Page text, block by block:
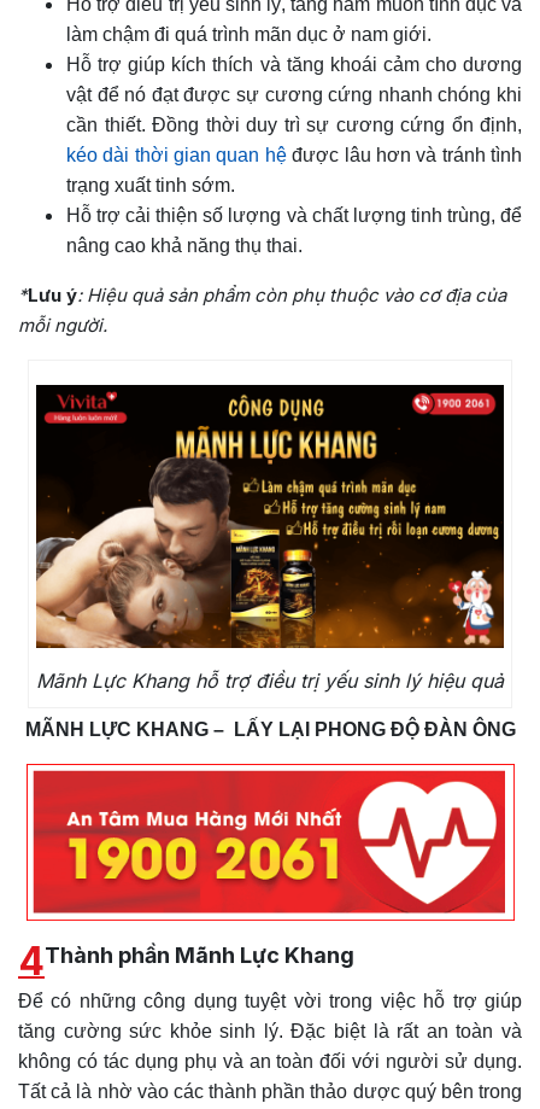
Hỗ trợ điều trị yếu sinh lý, tăng ham muốn tình dục và
làm chậm đi quá trình mãn dục ở nam giới.
Hỗ trợ giúp kích thích và tăng khoái cảm cho dương
vật để nó đạt được sự cương cứng nhanh chóng khi
cần thiết. Đồng thời duy trì sự cương cứng ổn định,
kéo dài thời gian quan hệđược lâu hơn và tránh tình
trạng xuất tinh sớm.
Hỗ trợ cải thiện số lượng và chất lượng tinh trùng, để
nâng cao khả năng thụ thai.
*Lưu ý: Hiệu quả sản phẩm còn phụ thuộc vào cơ địa của
mỗi người.
Mãnh Lực Khang hỗ trợ điều trị yếu sinh lý hiệu quả
MÃNH LỰC KHANG – LẤY LẠI PHONG ĐỘ ĐÀN ÔNG
4Thành phần Mãnh Lực Khang
Để có những công dụng tuyệt vời trong việc hỗ trợ giúp
tăng cường sức khỏe sinh lý. Đặc biệt là rất an toàn và
không có tác dụng phụ và an toàn đối với người sử dụng.
Tất cả là nhờ vào các thành phần thảo dược quý bên trong